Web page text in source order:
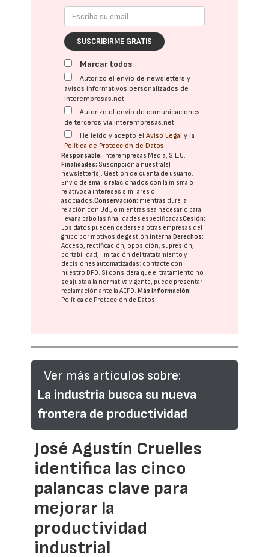
SUSCRIBIRME GRATIS
Marcar todos
Autorizo el envío de newsletters y
avisos informativos personalizados de
interempresas.net
Autorizo el envío de comunicaciones
de terceros vía interempresas.net
He leído y acepto elAviso Legal y la
Política de Protección de Datos
Responsable: Interempresas Media, S.L.U.
Finalidades: Suscripción a nuestra(s)
newsletter(s). Gestión de cuenta de usuario.
Envío de emails relacionados con la misma o
relativos a intereses similares o
asociados.Conservación: mientras dure la
relación con Ud., o mientras sea necesario para
llevar a cabo las finalidades especificadasCesión:
Los datos pueden cederse a otras empresas del
grupo por motivos de gestión interna. Derechos:
Acceso, rectificación, oposición, supresión,
portabilidad, limitación del tratatamiento y
decisiones automatizadas: contacte con
nuestro DPD. Si considera que el tratamiento no
se ajusta a la normativa vigente, puede presentar
reclamación ante laAEPD. Más información:
Política de Protección de Datos
Ver más artículos sobre:
La industria busca su nueva
frontera de productividad
José Agustín Cruelles
identifica las cinco
palancas clave para
mejorar la
productividad
industrial